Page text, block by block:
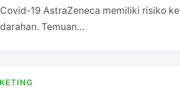
19 AstraZeneca memiliki risiko
Temuan…